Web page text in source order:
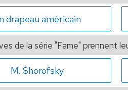
drapeau américain
de la série "Fame" prennent
M. Shorofsky